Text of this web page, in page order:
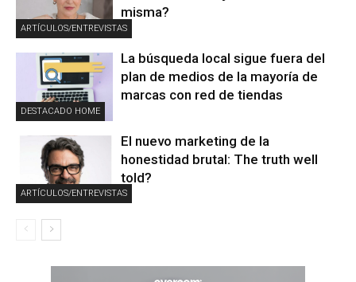
ARTÍCULOS/ENTREVISTAS
misma?
DESTACADO HOME
La búsqueda local sigue fuera del
plan de medios de la mayoría de
marcas con red de tiendas
ARTÍCULOS/ENTREVISTAS
El nuevo marketing de la
honestidad brutal: The truth well
told?